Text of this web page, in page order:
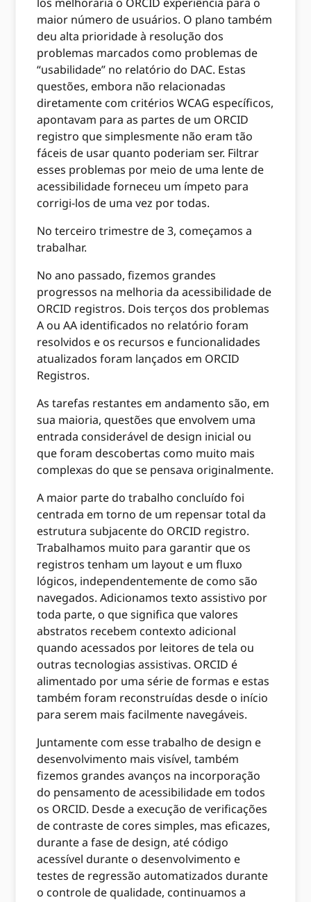
maior número de usuários. O plano também
deu alta prioridade à resolução dos
problemas marcados como problemas de
“usabilidade” no relatório do DAC. Estas
questões, embora não relacionadas
diretamente com critérios WCAG específicos,
apontavam para as partes de um ORCID
registro que simplesmente não eram tão
fáceis de usar quanto poderiam ser. Filtrar
esses problemas por meio de uma lente de
acessibilidade forneceu um ímpeto para
corrigi-los de uma vez por todas.
No terceiro trimestre de 3, começamos a
trabalhar.
No ano passado, fizemos grandes
progressos na melhoria da acessibilidade de
ORCID registros. Dois terços dos problemas
A ou AA identificados no relatório foram
resolvidos e os recursos e funcionalidades
atualizados foram lançados em ORCID
Registros.
As tarefas restantes em andamento são, em
sua maioria, questões que envolvem uma
entrada considerável de design inicial ou
que foram descobertas como muito mais
complexas do que se pensava originalmente.
A maior parte do trabalho concluído foi
centrada em torno de um repensar total da
estrutura subjacente do ORCID registro.
Trabalhamos muito para garantir que os
registros tenham um layout e um fluxo
lógicos, independentemente de como são
navegados. Adicionamos texto assistivo por
toda parte, o que significa que valores
abstratos recebem contexto adicional
quando acessados ​​por leitores de tela ou
outras tecnologias assistivas. ORCID é
alimentado por uma série de formas e estas
também foram reconstruídas desde o início
para serem mais facilmente navegáveis.
Juntamente com esse trabalho de design e
desenvolvimento mais visível, também
fizemos grandes avanços na incorporação
do pensamento de acessibilidade em todos
os ORCID. Desde a execução de verificações
de contraste de cores simples, mas eficazes,
durante a fase de design, até código
acessível durante o desenvolvimento e
testes de regressão automatizados durante
o controle de qualidade, continuamos a